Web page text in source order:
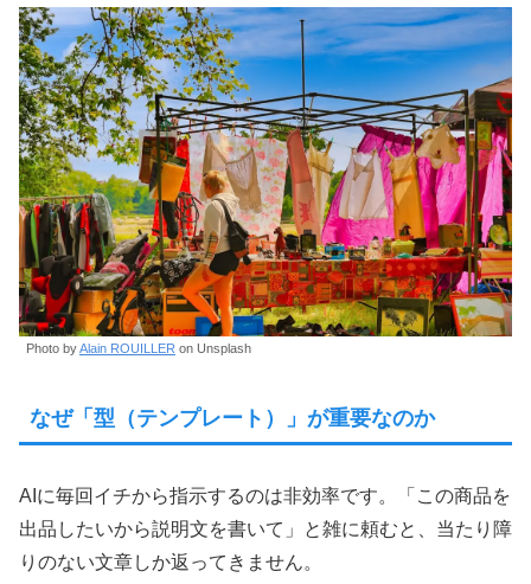
Photo byAlain ROUILLER on Unsplash
なぜ「型（テンプレート）」が重要なのか
AIに毎回イチから指示するのは非効率です。「この商品を
出品したいから説明文を書いて」と雑に頼むと、当たり障
りのない文章しか返ってきません。